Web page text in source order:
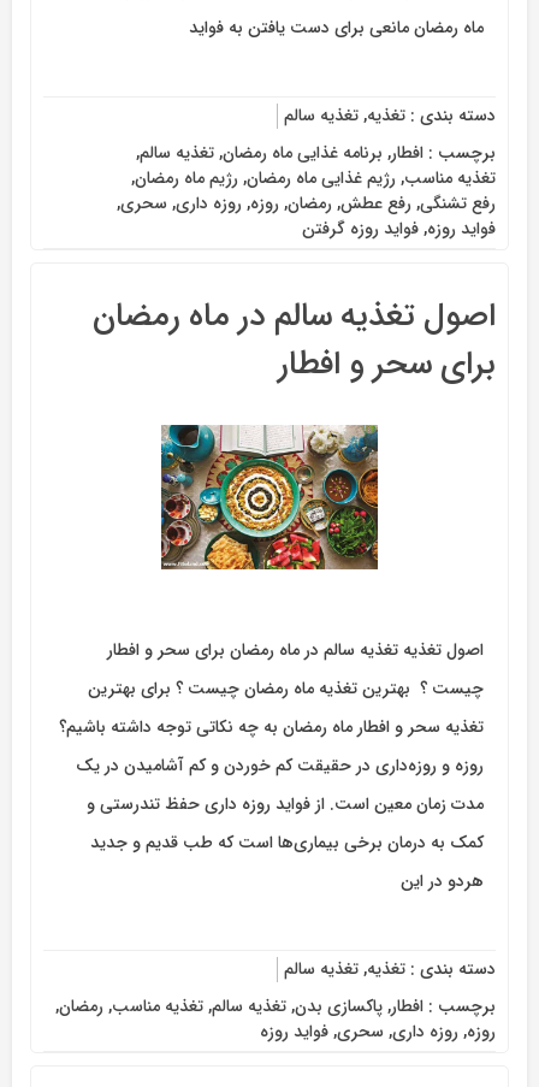
ماه رمضان مانعی برای دست یافتن به فواید
دسته بندی : تغذیه,تغذیه سالم
برچسب : افطار, برنامه غذایی ماه رمضان,تغذیه سالم,
تغذیه مناسب, رژیم غذایی ماه رمضان, رژیم ماه رمضان,
رفع تشنگی, رفع عطش, رمضان, روزه, روزه داری, سحری,
فواید روزه,فواید روزه گرفتن
اصول تغذیه سالم در ماه رمضان
برای سحر و افطار
اصول تغذیه تغذیه سالم در ماه رمضان برای سحر و افطار
چیست ؟ بهترین تغذیه ماه رمضان چیست ؟ برای بهترین
تغذیه سحر و افطار ماه رمضان به چه نکاتی توجه داشته باشیم؟
روزه و روزه‌داری در حقیقت کم خوردن و کم آشامیدن در یک
مدت زمان معین است. از فواید روزه داری حفظ تندرستی و
کمک به درمان برخی بیماری‌ها است که طب قدیم و جدید
هردو در این
دسته بندی : تغذیه,تغذیه سالم
برچسب : افطار,پاکسازی بدن,تغذیه سالم,تغذیه مناسب, رمضان,
روزه, روزه داری, سحری,فواید روزه